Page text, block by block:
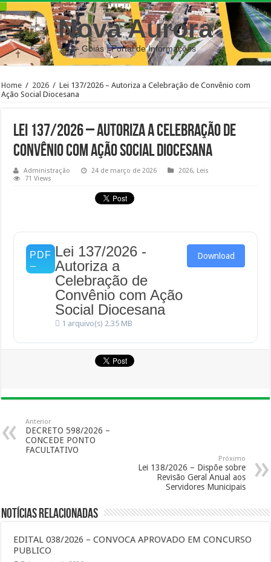
Nova Aurora
– Goiás | Portal de Informações
Home / 2026 / Lei 137/2026 – Autoriza a Celebração de Convênio com
Ação Social Diocesana
Lei 137/2026 – Autoriza a Celebração de
Convênio com Ação Social Diocesana
Administração 24 de março de 2026 2026, Leis
71 Views
Lei 137/2026 -
Autoriza a
Celebração de
Convênio com Ação
Social Diocesana
1 arquivo(s) 2.35 MB
Download
Anterior
DECRETO 598/2026 –
CONCEDE PONTO
FACULTATIVO
Próximo
Lei 138/2026 – Dispõe sobre
Revisão Geral Anual aos
Servidores Municipais
Notícias Relacionadas
EDITAL 038/2026 – CONVOCA APROVADO EM CONCURSO
PUBLICO